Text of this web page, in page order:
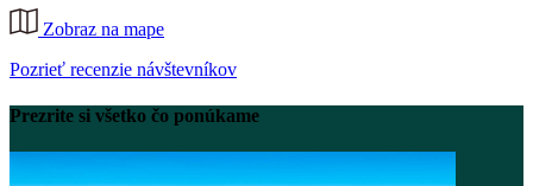
Zobraz na mape
Pozrieť recenzie návštevníkov
Prezrite si všetko čo ponúkame